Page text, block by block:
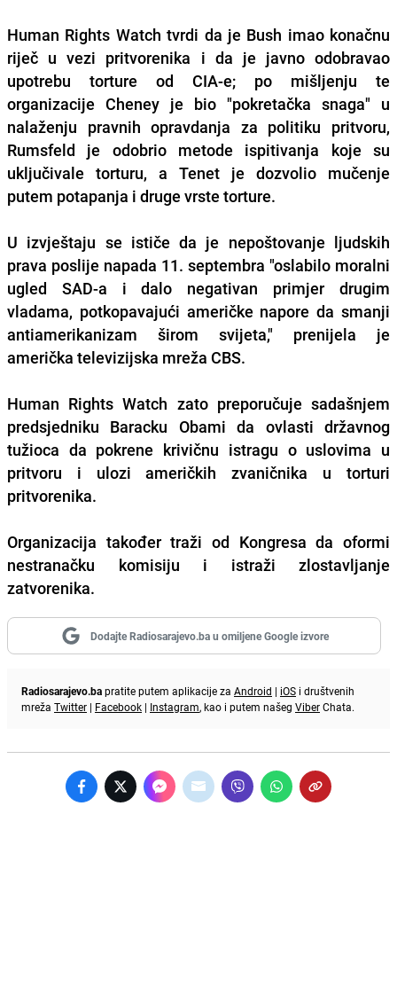
Human Rights Watch tvrdi da je Bush imao konačnu
riječ u vezi pritvorenika i da je javno odobravao
upotrebu torture od CIA-e; po mišljenju te
organizacije Cheney je bio "pokretačka snaga" u
nalaženju pravnih opravdanja za politiku pritvoru,
Rumsfeld je odobrio metode ispitivanja koje su
uključivale torturu, a Tenet je dozvolio mučenje
putem potapanja i druge vrste torture.
U izvještaju se ističe da je nepoštovanje ljudskih
prava poslije napada 11. septembra "oslabilo moralni
ugled SAD-a i dalo negativan primjer drugim
vladama, potkopavajući američke napore da smanji
antiamerikanizam širom svijeta," prenijela je
američka televizijska mreža CBS.
Human Rights Watch zato preporučuje sadašnjem
predsjedniku Baracku Obami da ovlasti državnog
tužioca da pokrene krivičnu istragu o uslovima u
pritvoru i ulozi američkih zvaničnika u torturi
pritvorenika.
Organizacija također traži od Kongresa da oformi
nestranačku komisiju i istraži zlostavljanje
zatvorenika.
Dodajte Radiosarajevo.ba u omiljene Google izvore
Radiosarajevo.bapratite putem aplikacije za Android | iOS i društvenih
mreža Twitter | Facebook | Instagram, kao i putem našeg ViberChata.